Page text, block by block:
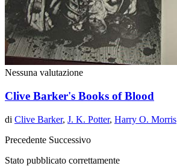
Nessuna valutazione
Clive Barker's Books of Blood
di Clive Barker, J. K. Potter, Harry O. Morris
Precedente Successivo
Stato pubblicato correttamente